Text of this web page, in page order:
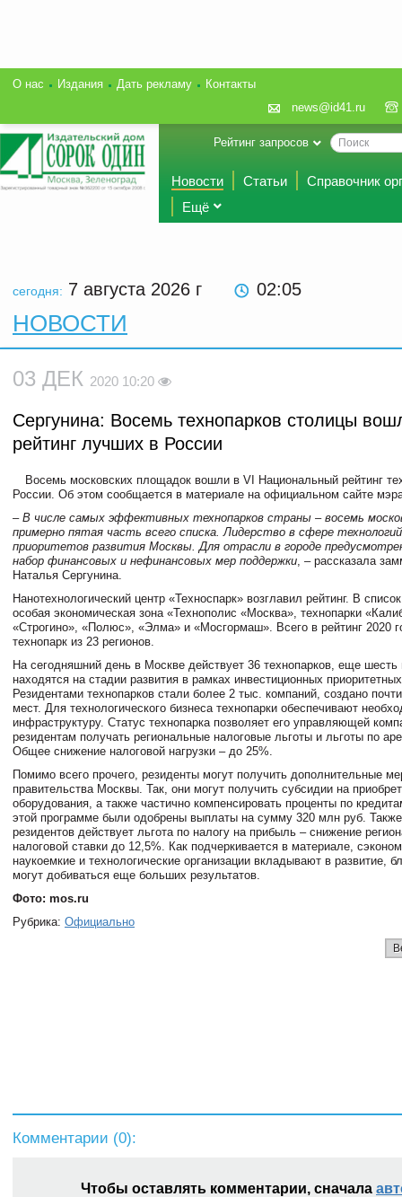
О нас Издания Дать рекламу
Контакты
news@id41.ru
Рейтинг запросов
Новости Статьи
Справочник
Ещё
сегодня: 7 августа 2026 г 02:05
НОВОСТИ
03 ДЕК 2020 10:20
Сергунина: Восемь технопарков столицы
рейтинг лучших в России
Восемь московских площадок вошли в VI Национальный рейтинг
России. Об этом сообщается в материале на официальном сайте
– В числе самых эффективных технопарков страны – восемь
примерно пятая часть всего списка. Лидерство в сфере
приоритетов развития Москвы. Для отрасли в городе
набор финансовых и нефинансовых мер поддержки , – рассказала
Наталья Сергунина.
Нанотехнологический центр «Техноспарк» возглавил рейтинг. В
особая экономическая зона «Технополис «Москва», технопарки
«Строгино», «Полюс», «Элма» и «Мосгормаш». Всего в рейтинг 2020
технопарк из 23 регионов.
На сегодняшний день в Москве действует 36 технопарков, еще
находятся на стадии развития в рамках инвестиционных
Резидентами технопарков стали более 2 тыс. компаний, создано
мест. Для технологического бизнеса технопарки обеспечивают
инфраструктуру. Статус технопарка позволяет его управляющей
резидентам получать региональные налоговые льготы и льготы по
Общее снижение налоговой нагрузки – до 25%.
Помимо всего прочего, резиденты могут получить дополнительные
правительства Москвы. Так, они могут получить субсидии на
оборудования, а также частично компенсировать проценты по
этой программе были одобрены выплаты на сумму 320 млн руб.
резидентов действует льгота по налогу на прибыль – снижение
налоговой ставки до 12,5%. Как подчеркивается в материале,
наукоемкие и технологические организации вкладывают в развитие,
могут добиваться еще больших результатов.
Фото: mos.ru
Рубрика: Официально
Комментарии (0):
Чтобы оставлять комментарии, сначала